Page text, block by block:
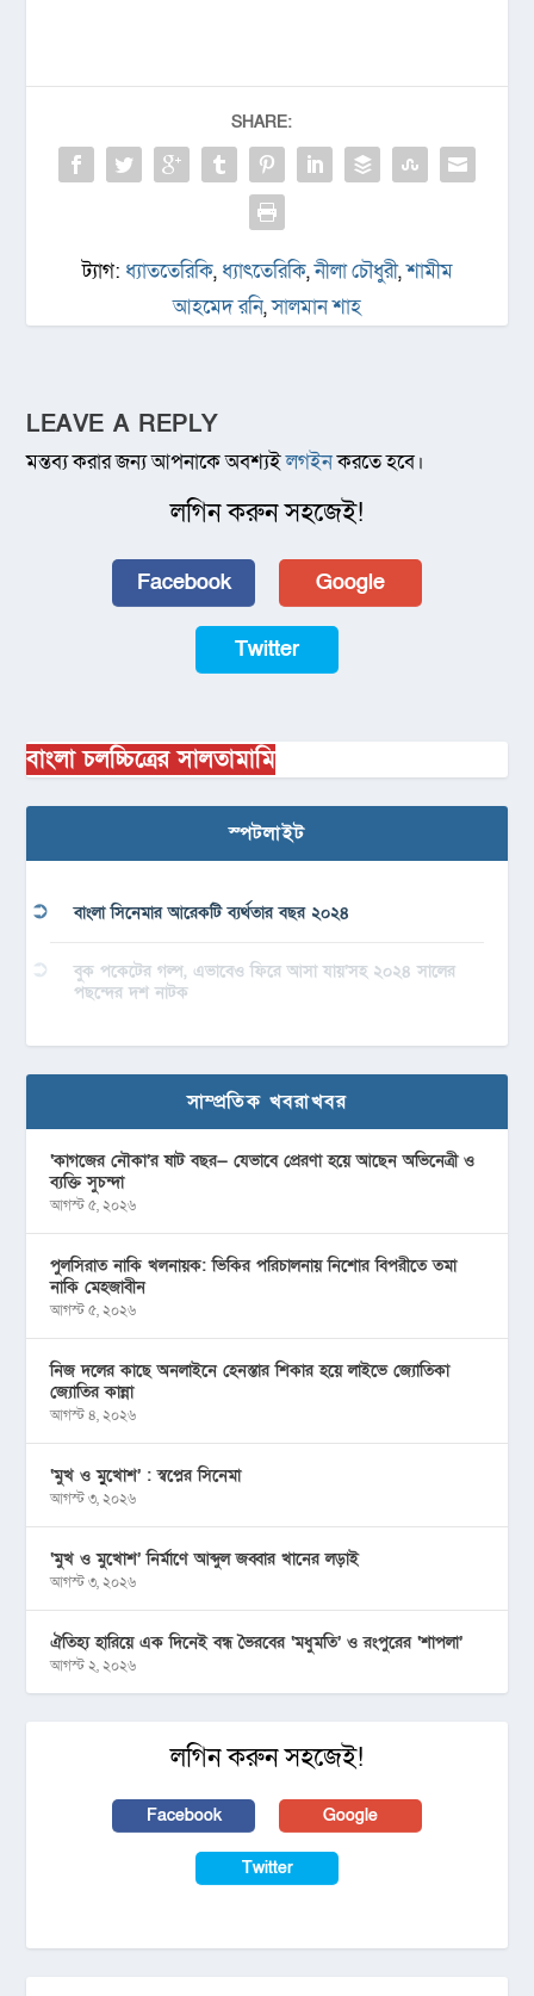
SHARE:
ট্যাগ: ধ্যাততেরিকি, ধ্যাৎতেরিকি,নীলা চৌধুরী,শামীম
আহমেদ রনি,সালমান শাহ
LEAVE A REPLY
মন্তব্য করার জন্য আপনাকে অবশ্যইলগইনকরতে হবে।
লগিন করুন সহজেই!
Facebook Google
Twitter
বাংলা চলচ্চিত্রের সালতামামি
স্পটলাইট
বাংলা সিনেমার আরেকটি ব্যর্থতার বছর ২০২৪
বুক পকেটের গল্প, এভাবেও ফিরে আসা যায়’সহ ২০২৪ সালের
পছন্দের দশ নাটক
সাম্প্রতিক খবরাখবর
‘কাগজের নৌকা’র ষাট বছর— যেভাবে প্রেরণা হয়ে আছেন অভিনেত্রী ও
ব্যক্তি সুচন্দা
আগস্ট ৫, ২০২৬
পুলসিরাত নাকি খলনায়ক: ভিকির পরিচালনায় নিশোর বিপরীতে তমা
নাকি মেহজাবীন
আগস্ট ৫, ২০২৬
নিজ দলের কাছে অনলাইনে হেনস্তার শিকার হয়ে লাইভে জ্যোতিকা
জ্যোতির কান্না
আগস্ট ৪, ২০২৬
‘মুখ ও মু্খোশ’ : স্বপ্নের সিনেমা
আগস্ট ৩, ২০২৬
‘মুখ ও মুখোশ’ নির্মাণে আব্দুল জব্বার খানের লড়াই
আগস্ট ৩, ২০২৬
ঐতিহ্য হারিয়ে এক দিনেই বন্ধ ভৈরবের ‘মধুমতি’ ও রংপুরের ‘শাপলা’
আগস্ট ২, ২০২৬
লগিন করুন সহজেই!
Facebook Google
Twitter